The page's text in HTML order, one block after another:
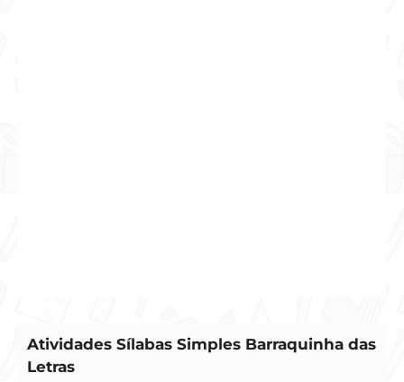
Atividades Sílabas Simples Barraquinha das
Letras